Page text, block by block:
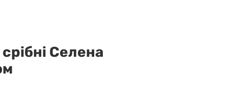
Селена